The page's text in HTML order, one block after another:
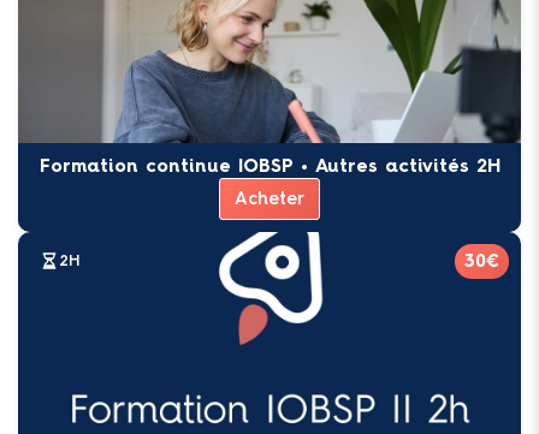
Formation continue IOBSP • Autres activités 2H
Acheter
2H 30€